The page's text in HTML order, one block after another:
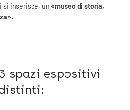
si inserisce, un «museo di storia,
spazi espositivi